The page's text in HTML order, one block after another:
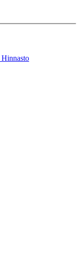
Hinnasto